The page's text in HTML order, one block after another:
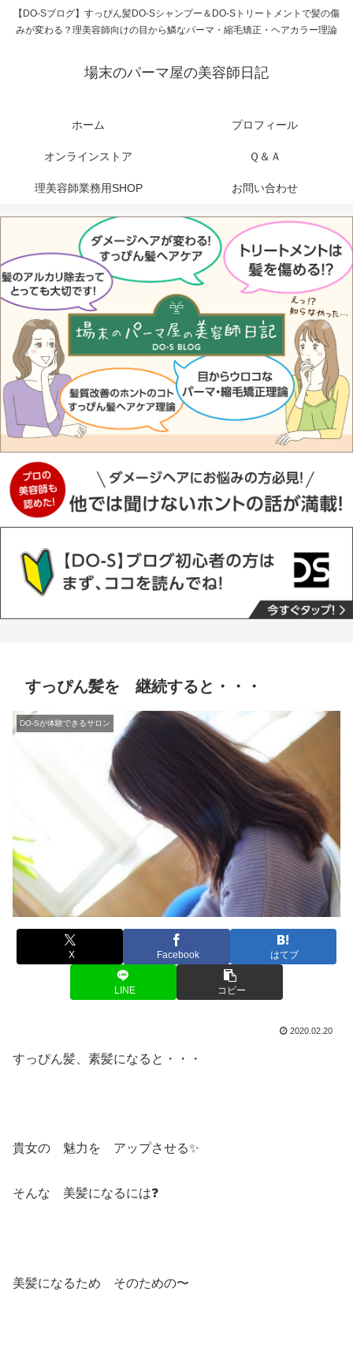
【DO-Sブログ】すっぴん髪DO-Sシャンプー＆DO-Sトリートメントで髪の傷
みが変わる？理美容師向けの目から鱗なパーマ・縮毛矯正・ヘアカラー理論
場末のパーマ屋の美容師日記
ホーム プロフィール
オンラインストア Ｑ＆Ａ
理美容師業務用SHOP お問い合わせ
すっぴん髪を 継続すると・・・
DO-Sが体験できるサロン
X Facebook はてブ
LINE コピー
2020.02.20
すっぴん髪、素髪になると・・・
貴女の 魅力を アップさせる✨
そんな 美髪になるには❓
美髪になるため そのための〜